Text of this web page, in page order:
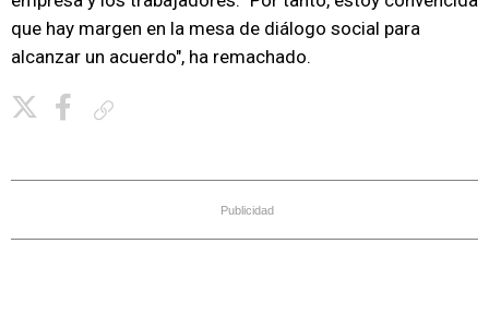
que hay margen en la mesa de diálogo social para
alcanzar un acuerdo", ha remachado.
Publicidad